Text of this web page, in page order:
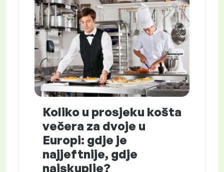
Koliko u prosjeku košta
večera za dvoje u
Europi: gdje je
najjeftnije, gdje
najskuplje?